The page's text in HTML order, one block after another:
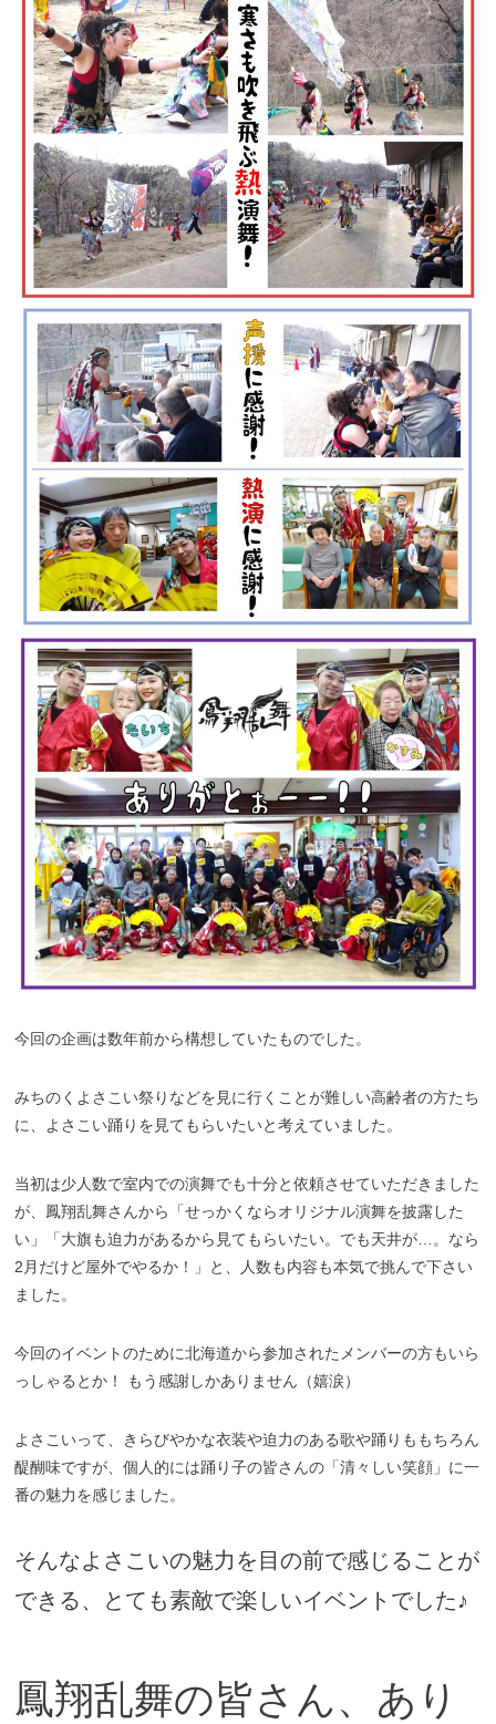
今回の企画は数年前から構想していたものでした。
みちのくよさこい祭りなどを見に行くことが難しい高齢者の方たち
に、よさこい踊りを見てもらいたいと考えていました。
当初は少人数で室内での演舞でも十分と依頼させていただきました
が、鳳翔乱舞さんから「せっかくならオリジナル演舞を披露した
い」「大旗も迫力があるから見てもらいたい。でも天井が…。なら
2月だけど屋外でやるか！」と、人数も内容も本気で挑んで下さい
ました。
今回のイベントのために北海道から参加されたメンバーの方もいら
っしゃるとか！ もう感謝しかありません（嬉涙）
よさこいって、きらびやかな衣装や迫力のある歌や踊りももちろん
醍醐味ですが、個人的には踊り子の皆さんの「清々しい笑顔」に一
番の魅力を感じました。
そんなよさこいの魅力を目の前で感じることが
できる、とても素敵で楽しいイベントでした♪
鳳翔乱舞の皆さん、あり